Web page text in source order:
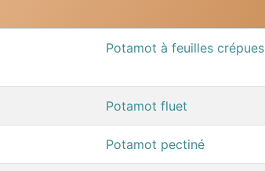
Potamot à feuilles crépues
Potamot fluet
Potamot pectiné